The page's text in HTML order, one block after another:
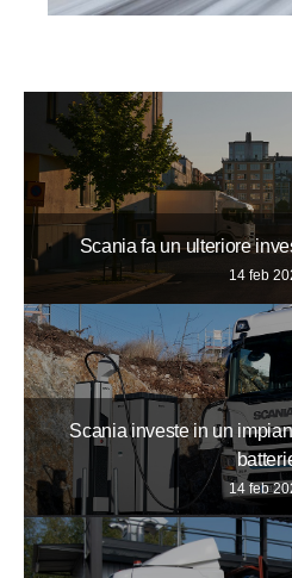
Scania fa un ulteriore
14 feb
Scania investe in un
14 feb